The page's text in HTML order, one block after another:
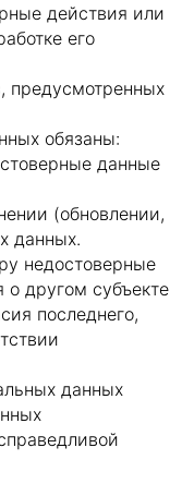
действия или
его
предусмотренных
обязаны:
данные
(обновлении,
данных.
недостоверные
о другом субъекте
последнего,
данных